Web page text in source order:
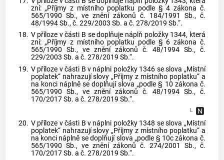
zní: „Příjmy z místního poplatku podle § 4 zákona č.
565/1990 Sb., ve znění zákonů č. 184/1991 Sb., č.
48/1994 Sb., č. 229/2003 Sb. a č. 278/2019 Sb.“.
18. V příloze v části B se doplňuje náplň položky 1344, která
zní: „Příjmy z místního poplatku podle § 6 zákona č.
565/1990 Sb., ve znění zákonů č. 48/1994 Sb., č.
229/2003 Sb. a č. 278/2019 Sb.“.
19. V příloze v části B v náplni položky 1346 se slova „Místní
poplatek“ nahrazují slovy „Příjmy z místního poplatku“ a
na konci náplně se doplňují slova „podle § 10 zákona č.
565/1990 Sb., ve znění zákonů č. 48/1994 Sb., č.
170/2017 Sb. a č. 278/2019 Sb.“.
20. V příloze v části B v náplni položky 1348 se slova „Místní
poplatek“ nahrazují slovy „Příjmy z místního poplatku“ a
na konci náplně se doplňují slova „podle § 10c zákona č.
565/1990 Sb., ve znění zákonů č. 274/2001 Sb., č.
170/2017 Sb. a č. 278/2019 Sb.“.